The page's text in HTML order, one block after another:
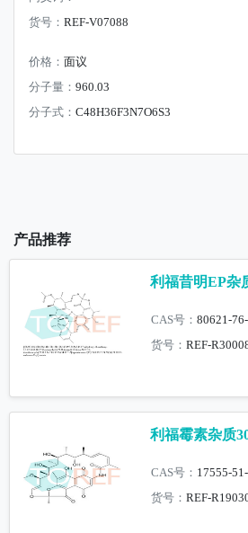
货号： REF-V07088
价格： 面议
分子量： 960.03
分子式： C48H36F3N7O6S3
产品推荐
利福昔明EP杂
CAS号：80621-
货号：REF-
利福霉素杂质
CAS号： 17555-
货号：REF-